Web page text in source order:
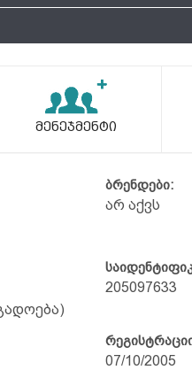
Მენეჯმენტი
ბრენდები:
არ აქვს
205097633
07/10/2005